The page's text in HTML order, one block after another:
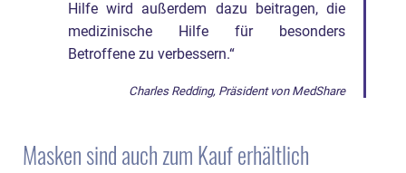
Hilfe wird außerdem dazu beitragen, die
medizinische Hilfe für besonders
Betroffene zu verbessern.“
Charles Redding, Präsident von MedShare
Masken sind auch zum Kauf erhältlich